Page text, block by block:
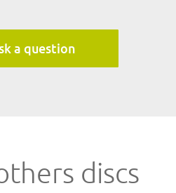
a question
discs